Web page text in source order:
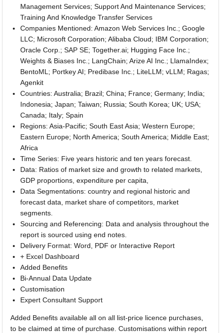
Management Services; Support And Maintenance Services;
Training And Knowledge Transfer Services
Companies Mentioned: Amazon Web Services Inc.; Google
LLC; Microsoft Corporation; Alibaba Cloud; IBM Corporation;
Oracle Corp.; SAP SE; Together.ai; Hugging Face Inc.;
Weights & Biases Inc.; LangChain; Arize AI Inc.; LlamaIndex;
BentoML; Portkey AI; Predibase Inc.; LiteLLM; vLLM; Ragas;
Agenkit
Countries: Australia; Brazil; China; France; Germany; India;
Indonesia; Japan; Taiwan; Russia; South Korea; UK; USA;
Canada; Italy; Spain
Regions: Asia-Pacific; South East Asia; Western Europe;
Eastern Europe; North America; South America; Middle East;
Africa
Time Series: Five years historic and ten years forecast.
Data: Ratios of market size and growth to related markets,
GDP proportions, expenditure per capita,
Data Segmentations: country and regional historic and
forecast data, market share of competitors, market
segments.
Sourcing and Referencing: Data and analysis throughout the
report is sourced using end notes.
Delivery Format: Word, PDF or Interactive Report
+ Excel Dashboard
Added Benefits
Bi-Annual Data Update
Customisation
Expert Consultant Support
Added Benefits available all on all list-price licence purchases,
to be claimed at time of purchase. Customisations within report